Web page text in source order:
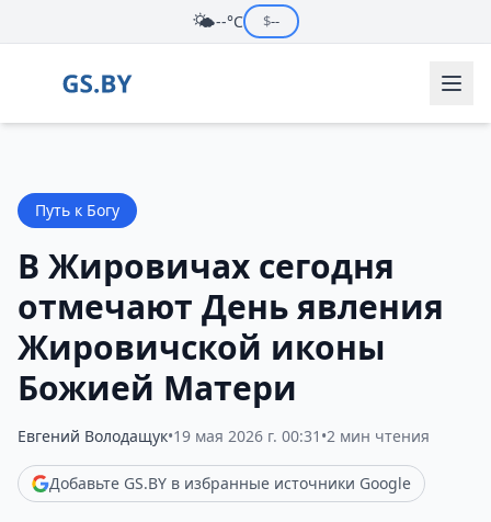
🌤️--°C $--
Путь к Богу
В Жировичах сегодня
отмечают День явления
Жировичской иконы
Божией Матери
Евгений Володащук•19 мая 2026 г. 00:31 •2 мин чтения
Добавьте GS.BY в избранные источники Google